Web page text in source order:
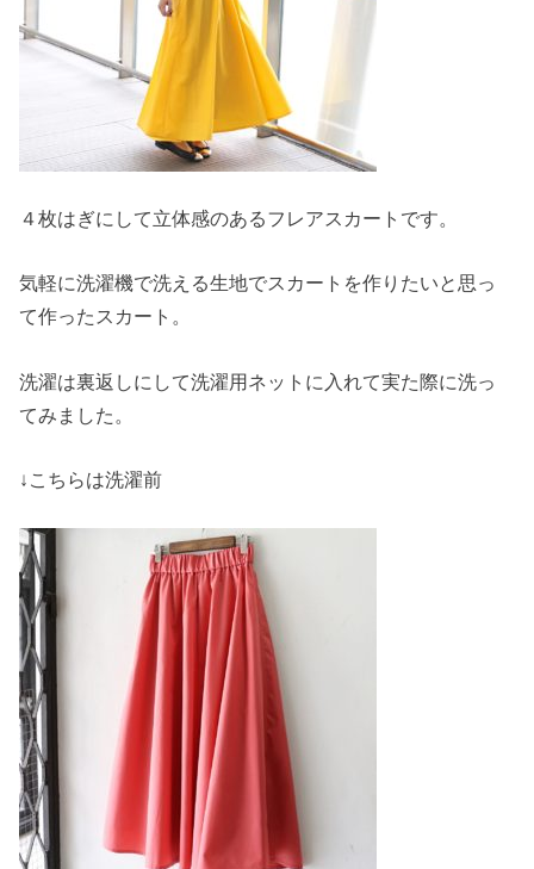
４枚はぎにして立体感のあるフレアスカートです。
気軽に洗濯機で洗える生地でスカートを作りたいと思っ
て作ったスカート。
洗濯は裏返しにして洗濯用ネットに入れて実た際に洗っ
てみました。
↓こちらは洗濯前